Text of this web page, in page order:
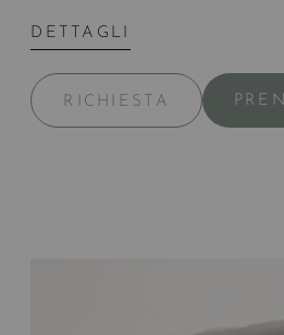
DETTAGLI
RICHIESTA